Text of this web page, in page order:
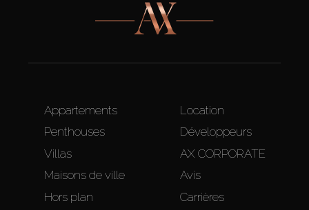
Appartements
Penthouses
Villas
Maisons de ville
Hors plan
Location
Développeurs
AX CORPORATE
Avis
Carrières